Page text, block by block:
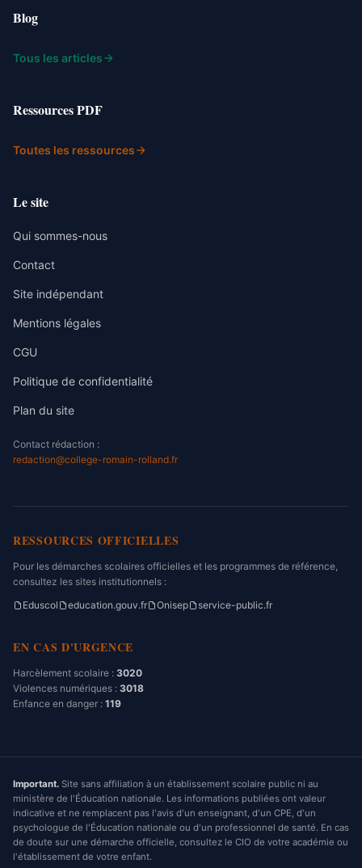
Blog
Tous les articles
Ressources PDF
Toutes les ressources
Le site
Qui sommes-nous
Contact
Site indépendant
Mentions légales
CGU
Politique de confidentialité
Plan du site
Contact rédaction :
redaction@college-romain-rolland.fr
RESSOURCES OFFICIELLES
Pour les démarches scolaires officielles et les programmes de référence,
consultez les sites institutionnels :
Eduscol
education.gouv.fr Onisep service-public.fr
EN CAS D'URGENCE
Harcèlement scolaire : 3020
Violences numériques : 3018
Enfance en danger : 119
Important. Site sans affiliation à un établissement scolaire public ni au
ministère de l'Éducation nationale. Les informations publiées ont valeur
indicative et ne remplacent pas l'avis d'un enseignant, d'un CPE, d'un
psychologue de l'Éducation nationale ou d'un professionnel de santé. En cas
de doute sur une démarche officielle, consultez le CIO de votre académie ou
l'établissement de votre enfant.